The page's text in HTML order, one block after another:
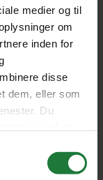
medier og til
om
inden for
disse
dem, eller som
Du
brugt til at